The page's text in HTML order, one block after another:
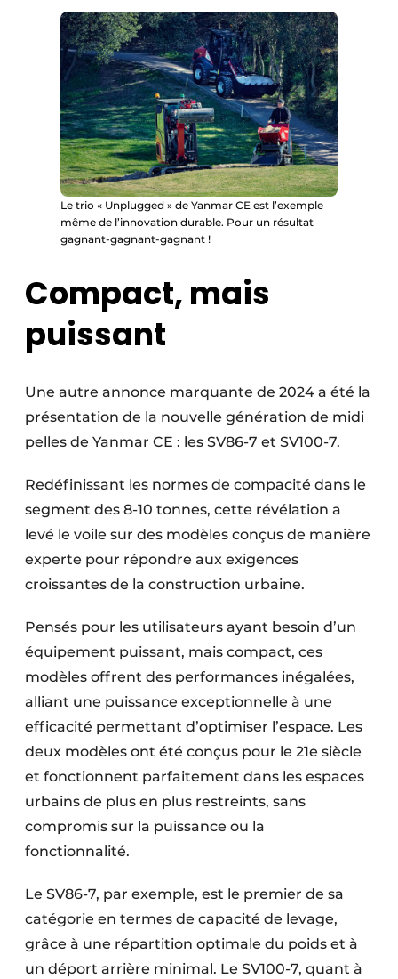
Le trio « Unplugged » de Yanmar CE est l’exemple
même de l’innovation durable. Pour un résultat
gagnant-gagnant-gagnant !
Compact, mais
puissant
Une autre annonce marquante de 2024 a été la
présentation de la nouvelle génération de midi
pelles de Yanmar CE : les SV86-7 et SV100-7.
Redéfinissant les normes de compacité dans le
segment des 8-10 tonnes, cette révélation a
levé le voile sur des modèles conçus de manière
experte pour répondre aux exigences
croissantes de la construction urbaine.
Pensés pour les utilisateurs ayant besoin d’un
équipement puissant, mais compact, ces
modèles offrent des performances inégalées,
alliant une puissance exceptionnelle à une
efficacité permettant d’optimiser l’espace. Les
deux modèles ont été conçus pour le 21e siècle
et fonctionnent parfaitement dans les espaces
urbains de plus en plus restreints, sans
compromis sur la puissance ou la
fonctionnalité.
Le SV86-7, par exemple, est le premier de sa
catégorie en termes de capacité de levage,
grâce à une répartition optimale du poids et à
un déport arrière minimal. Le SV100-7, quant à